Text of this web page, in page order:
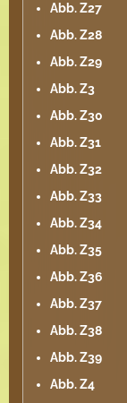
Abb. Z27
Abb. Z28
Abb. Z29
Abb. Z3
Abb. Z30
Abb. Z31
Abb. Z32
Abb. Z33
Abb. Z34
Abb. Z35
Abb. Z36
Abb. Z37
Abb. Z38
Abb. Z39
Abb. Z4